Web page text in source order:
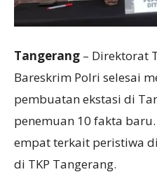
Tangerang – Direktorat
Bareskrim Polri selesai
pembuatan ekstasi di
penemuan 10 fakta
empat terkait peristiwa
di TKP Tangerang.